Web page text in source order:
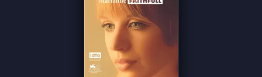
"The film catches the legend's last glow" ★★★